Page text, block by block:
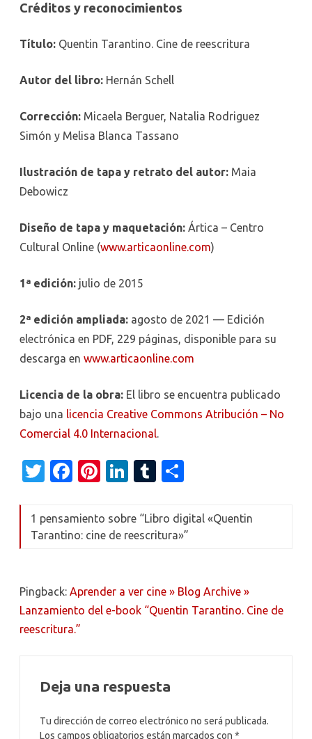
Créditos y reconocimientos
Título: Quentin Tarantino. Cine de reescritura
Autor del libro: Hernán Schell
Corrección: Micaela Berguer, Natalia Rodriguez
Simón y Melisa Blanca Tassano
Ilustración de tapa y retrato del autor: Maia
Debowicz
Diseño de tapa y maquetación: Ártica – Centro
Cultural Online (www.articaonline.com)
1ª edición: julio de 2015
2ª edición ampliada: agosto de 2021 — Edición
electrónica en PDF, 229 páginas, disponible para su
descarga en www.articaonline.com
Licencia de la obra: El libro se encuentra publicado
bajo una licencia Creative Commons Atribución – No
Comercial 4.0 Internacional.
T
it
te
Fa
e
b
o
k
Pi
er
es
Li
k
e
T
m
bl
m
p
ti
r
1 pensamiento sobre “Libro digital «Quentin
Tarantino: cine de reescritura»”
Pingback: Aprender a ver cine » Blog Archive »
Lanzamiento del e-book “Quentin Tarantino. Cine de
reescritura.”
Deja una respuesta
Tu dirección de correo electrónico no será publicada.
Los campos obligatorios están marcados con *